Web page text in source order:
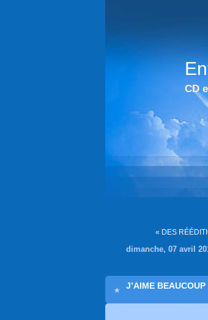
CD
« DES
dimanche, 07 avril
J’AIME BEAUCOUP